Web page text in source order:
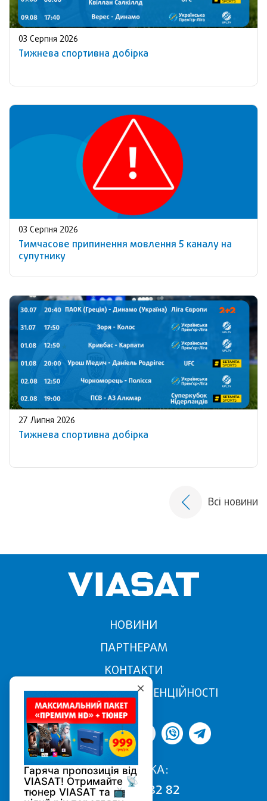
03 Серпня 2026
Тижнева спортивна добірка
03 Серпня 2026
Тимчасове припинення мовлення 5 каналу на
супутнику
27 Липня 2026
Тижнева спортивна добірка
Всі новини
НОВИНИ
ПАРТНЕРАМ
КОНТАКТИ
ПОЛІТИКА КОНФІДЕНЦІЙНОСТІ
ПІДТРИМКА:
068 170 82 82